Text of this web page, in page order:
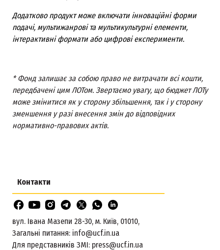
Додатково продукт може включати інноваційні форми
подачі, мультижанрові та мультикультурні елементи,
інтерактивні формати або цифрові експерименти.
* Фонд залишає за собою право не витрачати всі кошти,
передбачені цим ЛОТом. Звертаємо увагу, що бюджет ЛОТу
може змінитися як у сторону збільшення, так і у сторону
зменшення у разі внесення змін до відповідних
нормативно-правових актів.
Контакти
вул. Івана Мазепи 28-30, м. Київ, 01010,
Загальні питання: info@ucf.in.ua
Для представників ЗМІ: press@ucf.in.ua